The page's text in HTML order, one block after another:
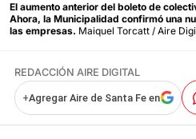
El aumento anterior del boleto de
Ahora, la Municipalidad confirmó una
las empresas. Maiquel Torcatt / Aire
REDACCIÓN AIRE DIGITAL
+Agregar Aire de Santa Fe en